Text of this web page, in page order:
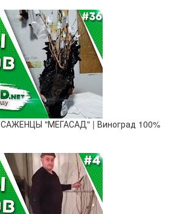
"МЕГАСАД" | Виноград 100%